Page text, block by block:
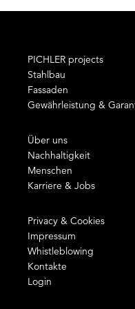
PICHLER projects
Stahlbau
Fassaden
Gewährleistung &
Über uns
Nachhaltigkeit
Menschen
Karriere & Jobs
Privacy & Cookies
Impressum
Whistleblowing
Kontakte
Login